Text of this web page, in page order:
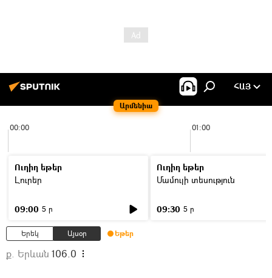
Արմենիա
ՀԱՅ
00:00 01:00
Ուղիղ եթեր
Լուրեր
09:00 5 ր
Ուղիղ եթեր
Մամուլի տեսություն
09:30 5 ր
Երեկ Այսօր Եթեր
ք. Երևան 106.0